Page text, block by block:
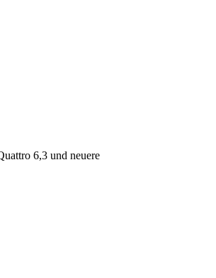
6,3 und neuere